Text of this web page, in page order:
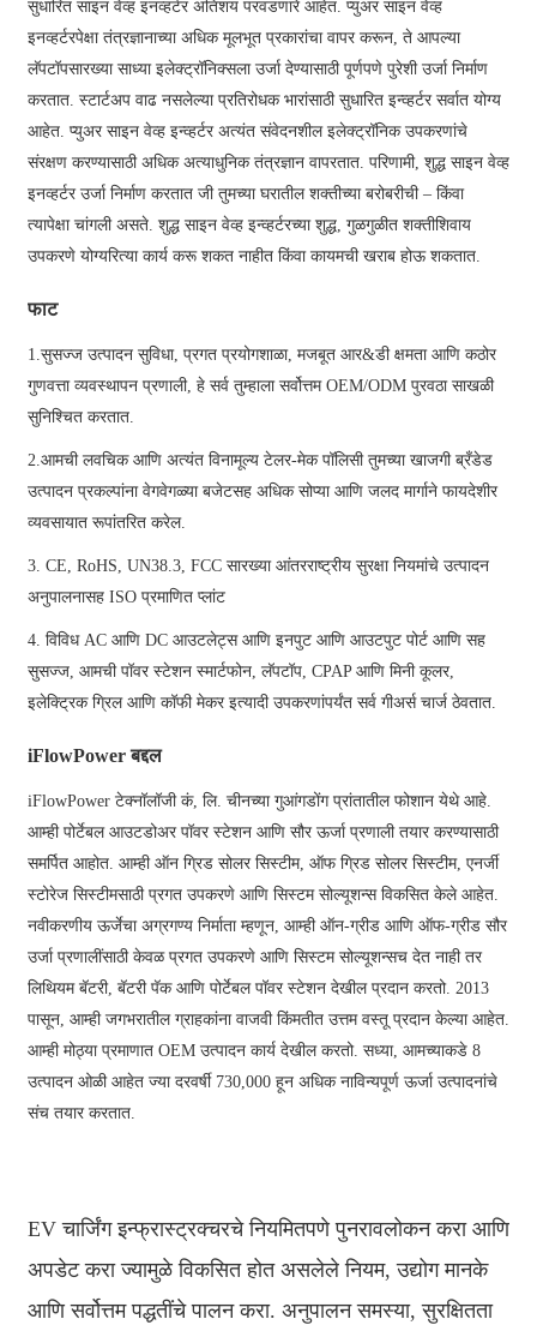
सुधारित साइन वेव्ह इनव्हर्टर अतिशय परवडणारे आहेत. प्युअर साइन वेव्ह
इनव्हर्टरपेक्षा तंत्रज्ञानाच्या अधिक मूलभूत प्रकारांचा वापर करून, ते आपल्या
लॅपटॉपसारख्या साध्या इलेक्ट्रॉनिक्सला उर्जा देण्यासाठी पूर्णपणे पुरेशी उर्जा निर्माण
करतात. स्टार्टअप वाढ नसलेल्या प्रतिरोधक भारांसाठी सुधारित इन्व्हर्टर सर्वात योग्य
आहेत. प्युअर साइन वेव्ह इन्व्हर्टर अत्यंत संवेदनशील इलेक्ट्रॉनिक उपकरणांचे
संरक्षण करण्यासाठी अधिक अत्याधुनिक तंत्रज्ञान वापरतात. परिणामी, शुद्ध साइन वेव्ह
इनव्हर्टर उर्जा निर्माण करतात जी तुमच्या घरातील शक्तीच्या बरोबरीची – किंवा
त्यापेक्षा चांगली असते. शुद्ध साइन वेव्ह इन्व्हर्टरच्या शुद्ध, गुळगुळीत शक्तीशिवाय
उपकरणे योग्यरित्या कार्य करू शकत नाहीत किंवा कायमची खराब होऊ शकतात.
फाट
1.सुसज्ज उत्पादन सुविधा, प्रगत प्रयोगशाळा, मजबूत आर&डी क्षमता आणि कठोर
गुणवत्ता व्यवस्थापन प्रणाली, हे सर्व तुम्हाला सर्वोत्तम OEM/ODM पुरवठा साखळी
सुनिश्चित करतात.
2.आमची लवचिक आणि अत्यंत विनामूल्य टेलर-मेक पॉलिसी तुमच्या खाजगी ब्रँडेड
उत्पादन प्रकल्पांना वेगवेगळ्या बजेटसह अधिक सोप्या आणि जलद मार्गाने फायदेशीर
व्यवसायात रूपांतरित करेल.
3. CE, RoHS, UN38.3, FCC सारख्या आंतरराष्ट्रीय सुरक्षा नियमांचे उत्पादन
अनुपालनासह ISO प्रमाणित प्लांट
4. विविध AC आणि DC आउटलेट्स आणि इनपुट आणि आउटपुट पोर्ट आणि सह
सुसज्ज, आमची पॉवर स्टेशन स्मार्टफोन, लॅपटॉप, CPAP आणि मिनी कूलर,
इलेक्ट्रिक ग्रिल आणि कॉफी मेकर इत्यादी उपकरणांपर्यंत सर्व गीअर्स चार्ज ठेवतात.
iFlowPower बद्दल
iFlowPower टेक्नॉलॉजी कं, लि. चीनच्या गुआंगडोंग प्रांतातील फोशान येथे आहे.
आम्ही पोर्टेबल आउटडोअर पॉवर स्टेशन आणि सौर ऊर्जा प्रणाली तयार करण्यासाठी
समर्पित आहोत. आम्ही ऑन ग्रिड सोलर सिस्टीम, ऑफ ग्रिड सोलर सिस्टीम, एनर्जी
स्टोरेज सिस्टीमसाठी प्रगत उपकरणे आणि सिस्टम सोल्यूशन्स विकसित केले आहेत.
नवीकरणीय ऊर्जेचा अग्रगण्य निर्माता म्हणून, आम्ही ऑन-ग्रीड आणि ऑफ-ग्रीड सौर
उर्जा प्रणालींसाठी केवळ प्रगत उपकरणे आणि सिस्टम सोल्यूशन्सच देत नाही तर
लिथियम बॅटरी, बॅटरी पॅक आणि पोर्टेबल पॉवर स्टेशन देखील प्रदान करतो. 2013
पासून, आम्ही जगभरातील ग्राहकांना वाजवी किंमतीत उत्तम वस्तू प्रदान केल्या आहेत.
आम्ही मोठ्या प्रमाणात OEM उत्पादन कार्य देखील करतो. सध्या, आमच्याकडे 8
उत्पादन ओळी आहेत ज्या दरवर्षी 730,000 हून अधिक नाविन्यपूर्ण ऊर्जा उत्पादनांचे
संच तयार करतात.
EV चार्जिंग इन्फ्रास्ट्रक्चरचे नियमितपणे पुनरावलोकन करा आणि
अपडेट करा ज्यामुळे विकसित होत असलेले नियम, उद्योग मानके
आणि सर्वोत्तम पद्धतींचे पालन करा. अनुपालन समस्या, सुरक्षितता